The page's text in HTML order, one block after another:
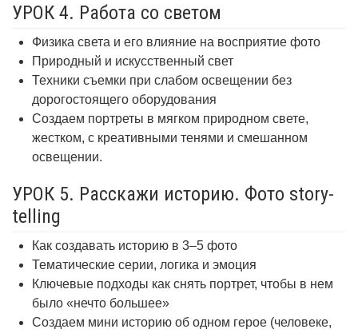
УРОК 4. Работа со светом
Физика света и его влияние на восприятие фото
Природный и искусственный свет
Техники съемки при слабом освещении без
дорогостоящего оборудования
Создаем портреты в мягком природном свете,
жестком, с креативными тенями и смешанном
освещении.
УРОК 5. Расскажи историю. Фото story-
telling
Как создавать историю в 3–5 фото
Тематические серии, логика и эмоция
Ключевые подходы как снять портрет, чтобы в нем
было «нечто большее»
Создаем мини историю об одном герое (человеке,